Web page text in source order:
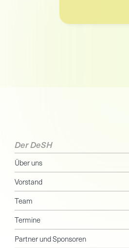
Der DeSH
Über uns
Vorstand
Team
Termine
Partner und Sponsoren